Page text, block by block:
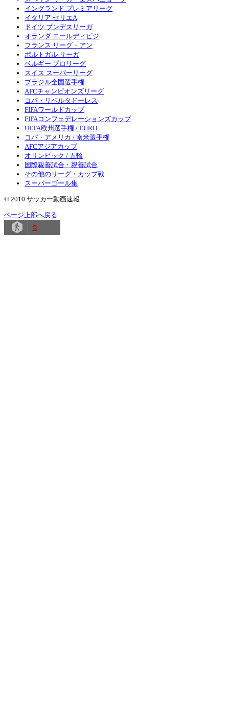
イングランド プレミアリーグ
イタリア セリエA
ドイツ ブンデスリーガ
オランダ エールディビジ
フランス リーグ・アン
ポルトガル リーガ
ベルギー プロリーグ
スイス スーパーリーグ
ブラジル全国選手権
AFCチャンピオンズリーグ
コパ・リベルタドーレス
FIFAワールドカップ
FIFAコンフェデレーションズカップ
UEFA欧州選手権 / EURO
コパ・アメリカ / 南米選手権
AFCアジアカップ
オリンピック / 五輪
国際親善試合・親善試合
その他のリーグ・カップ戦
スーパーゴール集
© 2010 サッカー動画速報
ページ上部へ戻る
2